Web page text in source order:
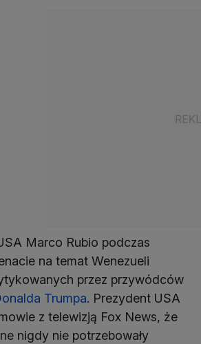
Marco Rubio podczas
na temat Wenezueli
przez przywódców
Trumpa. Prezydent USA
z telewizją Fox News, że
nigdy nie potrzebowały